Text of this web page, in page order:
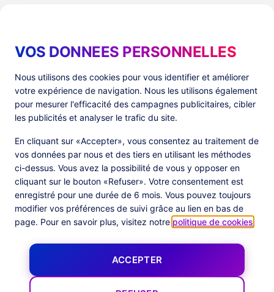
VOS DONNEES PERSONNELLES
Nous utilisons des cookies pour vous identifier et améliorer
votre expérience de navigation. Nous les utilisons également
pour mesurer l'efficacité des campagnes publicitaires, cibler
les publicités et analyser le trafic du site.
En cliquant sur «Accepter», vous consentez au traitement de
vos données par nous et des tiers en utilisant les méthodes
ci-dessus. Vous avez la possibilité de vous y opposer en
cliquant sur le bouton «Refuser». Votre consentement est
enregistré pour une durée de 6 mois. Vous pouvez toujours
modifier vos préférences de suivi grâce au lien en bas de
page. Pour en savoir plus, visitez notre politique de cookies
ACCEPTER
Produits
PlatformX Server-Side Tracking
Adloop Media Optimisation
PlatformX Real Time CDP
Ressources
The ⚛ Quantum Lounge
Customer Stories
Fiches Produits
Société
À Propos
Notre Équipe
Certification Commanders Act
Actualités
Data Centers in
European Union
Follow us
FacebookYouTube